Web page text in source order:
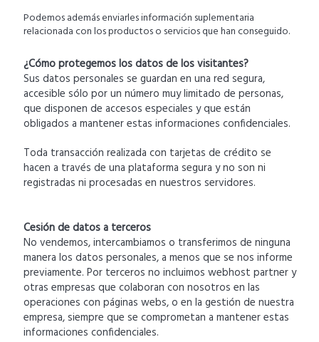
Podemos además enviarles información suplementaria
relacionada con los productos o servicios que han conseguido.
¿Cómo protegemos los datos de los visitantes?
Sus datos personales se guardan en una red segura,
accesible sólo por un número muy limitado de personas,
que disponen de accesos especiales y que están
obligados a mantener estas informaciones confidenciales.
Toda transacción realizada con tarjetas de crédito se
hacen a través de una plataforma segura y no son ni
registradas ni procesadas en nuestros servidores.
Cesión de datos a terceros
No vendemos, intercambiamos o transferimos de ninguna
manera los datos personales, a menos que se nos informe
previamente. Por terceros no incluimos webhost partner y
otras empresas que colaboran con nosotros en las
operaciones con páginas webs, o en la gestión de nuestra
empresa, siempre que se comprometan a mantener estas
informaciones confidenciales.